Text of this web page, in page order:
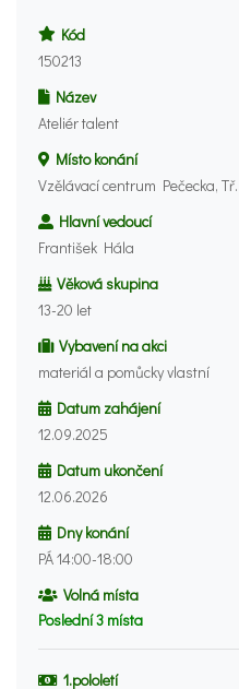
Kód
150213
Název
Ateliér talent
Místo konání
Vzělávací centrum Pečecka,
Hlavní vedoucí
František Hála
Věková skupina
13-20 let
Vybavení na akci
materiál a pomůcky vlastní
Datum zahájení
12.09.2025
Datum ukončení
12.06.2026
Dny konání
PÁ 14:00-18:00
Volná místa
Poslední 3 místa
1.pololetí